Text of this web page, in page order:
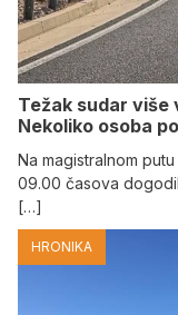
Težak sudar više
Nekoliko osoba
Na magistralnom
09.00 časova
[…]
HRONIKA